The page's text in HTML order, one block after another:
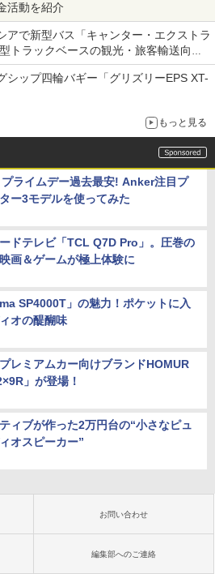
活動を紹介
アで新型バス「キャンター・エクストラ
トラックベースの観光・旅客輸送向け
シップ四輪バギー「グリズリーEPS XT-
もっと見る
ライムデー過去最安! Anker注目プ
ー3モデルを使ってみた
ドテレビ「TCL Q7D Pro」。圧巻の
画＆ゲームが極上体験に
SP4000T」の魅力！ポケットに入
オの醍醐味
レミアムカー向けブランドHOMUR
」が登場！
ィブが作った2万円台の“小さなピュ
オスピーカー”
お問い合わせ
編集部へのご連絡